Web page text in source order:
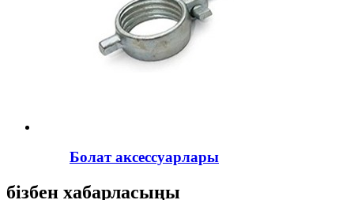
Болат аксессуарлары
бізбен хабарласыңы